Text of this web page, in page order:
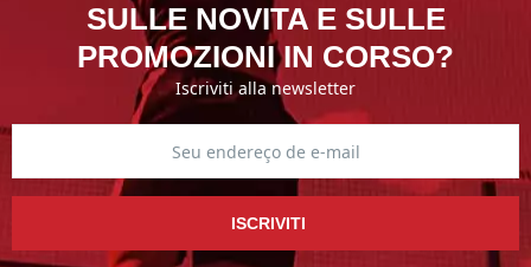
SULLE NOVITA E SULLE
PROMOZIONI IN CORSO?
Iscriviti alla newsletter
ISCRIVITI